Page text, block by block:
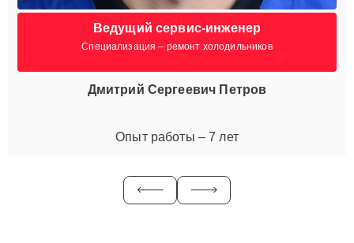
Ведущий сервис-инженер
Специализация – ремонт холодильников
Дмитрий Сергеевич Петров
Опыт работы – 7 лет